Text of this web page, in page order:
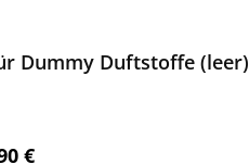
Dummy Duftstoffe (leer)
Preis:
€